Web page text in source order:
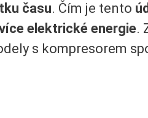
času. Čím je tento
elektrické energie.
s kompresorem